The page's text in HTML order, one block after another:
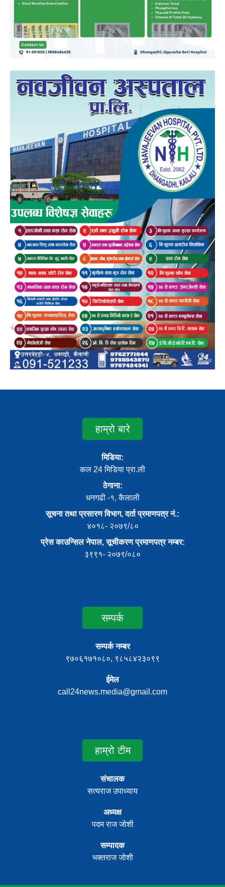
हाम्रो बारे
मिडिया:
कल 24 मिडिया प्रा.ली
ठेगाना:
धनगढी -१, कैलाली
सूचना तथा प्रसारण विभाग, दर्ता प्रमाणपत्र नं.:
४०१८- २०७९/८०
प्रेस काउन्सिल नेपाल, सूचीकरण प्रमाणपत्र नम्बर:
३९९१- २०७९/०८०
सम्पर्क
सम्पर्क नम्बर
९७०६१७१०८०, ९८५८४२३०९९
ईमेल
call24news.media@gmail.com
हाम्रो टीम
संचालक
सत्यराज उपाध्याय
अध्यक्ष
पदम राज जोशी
सम्पादक
भक्तराज जोशी